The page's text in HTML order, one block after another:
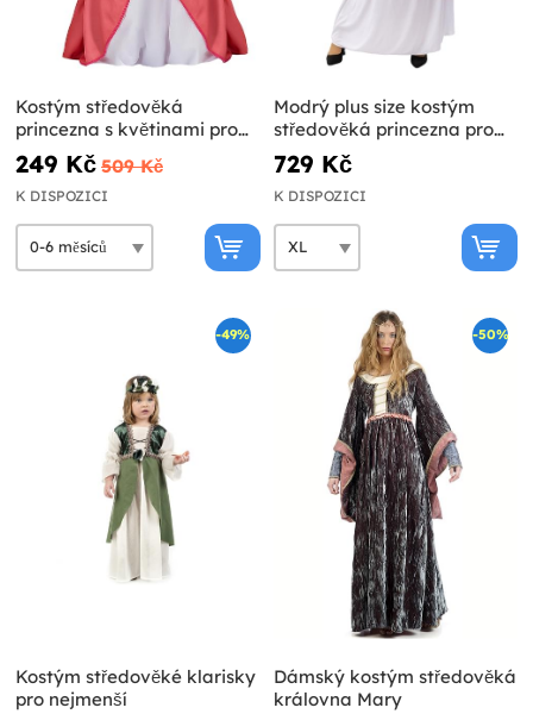
Kostým středověká
princezna s květinami pro
miminka
249 Kč 509 Kč
K DISPOZICI
Modrý plus size kostým
středověká princezna pro
ženy
729 Kč
K DISPOZICI
-49%
Kostým středověké klarisky
pro nejmenší
-50%
Dámský kostým středověká
královna Mary